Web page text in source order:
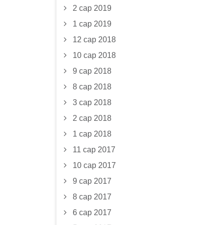
2 сар 2019
1 сар 2019
12 сар 2018
10 сар 2018
9 сар 2018
8 сар 2018
3 сар 2018
2 сар 2018
1 сар 2018
11 сар 2017
10 сар 2017
9 сар 2017
8 сар 2017
6 сар 2017